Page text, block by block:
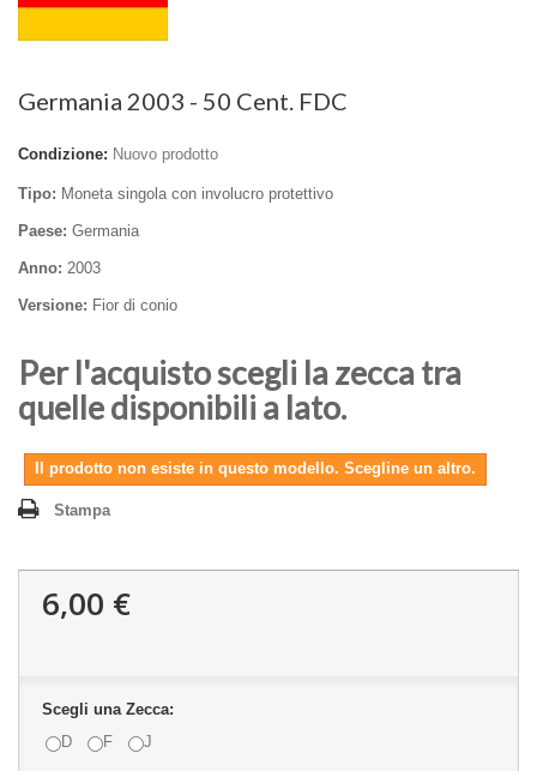
Germania 2003 - 50 Cent. FDC
Condizione: Nuovo prodotto
Tipo: Moneta singola con involucro protettivo
Paese: Germania
Anno: 2003
Versione: Fior di conio
Per l'acquisto scegli la zecca tra
quelle disponibili a lato.
Il prodotto non esiste in questo modello. Scegline un altro.
Stampa
6,00 €
Scegli una Zecca:
D
F J